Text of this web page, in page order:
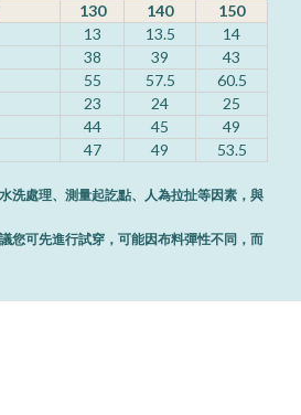
130 140
150
13 13.5
14
38 39
43
55 57.5
60.5
23 24
25
44 45
49
47 49 53.5
洗處理、測量起訖點、人為拉扯等因素，與
您可先進行試穿，可能因布料彈性不同，而